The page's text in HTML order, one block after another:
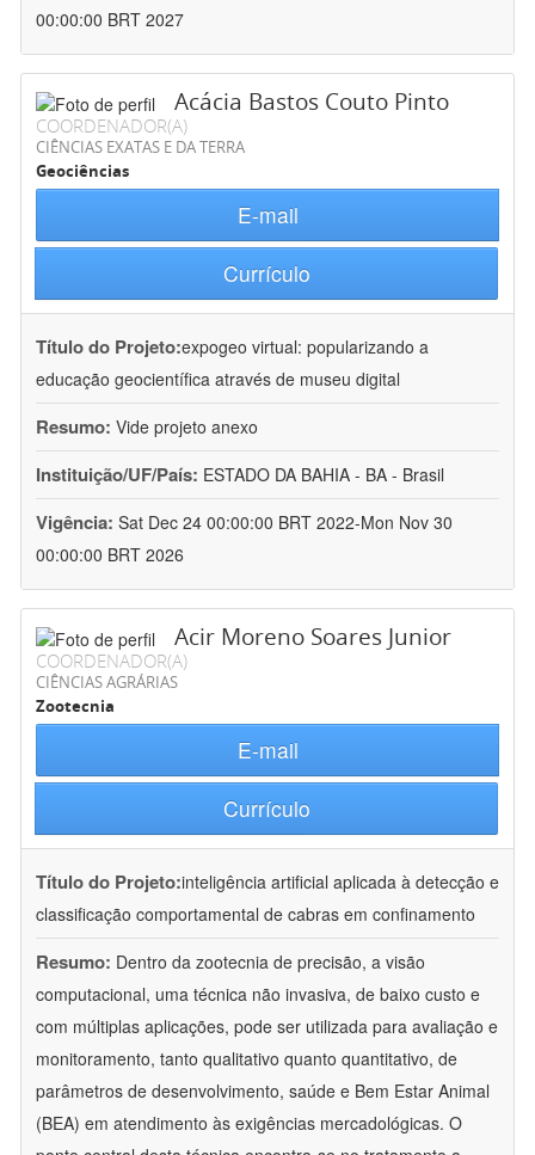
00:00:00 BRT 2027
Acácia Bastos Couto Pinto
COORDENADOR(A)
CIÊNCIAS EXATAS E DA TERRA
Geociências
E-mail
Currículo
Título do Projeto:expogeo virtual: popularizando a
educação geocientífica através de museu digital
Resumo: Vide projeto anexo
Instituição/UF/País: ESTADO DA BAHIA - BA - Brasil
Vigência: Sat Dec 24 00:00:00 BRT 2022-Mon Nov 30
00:00:00 BRT 2026
Acir Moreno Soares Junior
COORDENADOR(A)
CIÊNCIAS AGRÁRIAS
Zootecnia
E-mail
Currículo
Título do Projeto:inteligência artificial aplicada à detecção e
classificação comportamental de cabras em confinamento
Resumo: Dentro da zootecnia de precisão, a visão
computacional, uma técnica não invasiva, de baixo custo e
com múltiplas aplicações, pode ser utilizada para avaliação e
monitoramento, tanto qualitativo quanto quantitativo, de
parâmetros de desenvolvimento, saúde e Bem Estar Animal
(BEA) em atendimento às exigências mercadológicas. O